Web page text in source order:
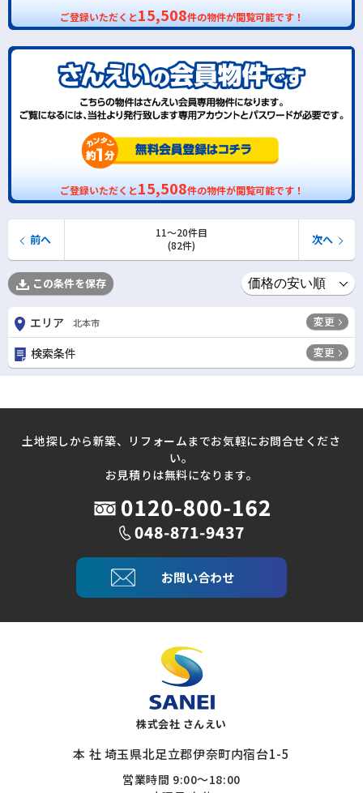
ご登録いただくと15,508件の物件が閲覧可能です！
ご登録いただくと15,508件の物件が閲覧可能です！
11〜20件目
(82件)
前へ 次へ
この条件を保存
エリア 北本市 変更
検索条件 変更
土地探しから新築、リフォームまでお気軽にお問合せくださ
い。
お見積りは無料になります。
お問い合わせ
株式会社 さんえい
本 社 埼玉県北足立郡伊奈町内宿台1-5
営業時間 9:00～18:00